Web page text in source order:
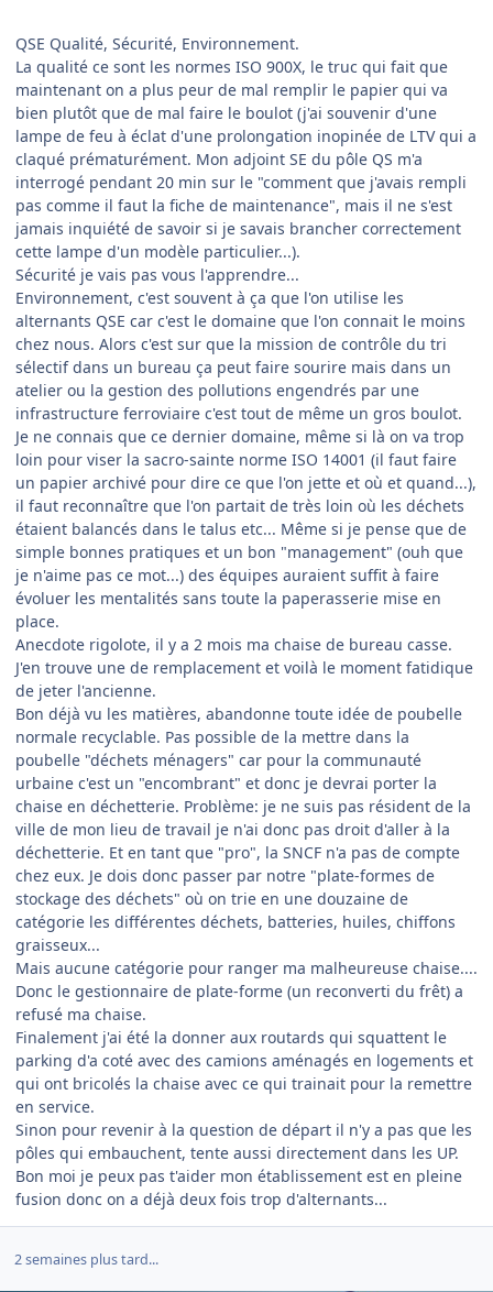
QSE Qualité, Sécurité, Environnement.
La qualité ce sont les normes ISO 900X, le truc qui fait que
maintenant on a plus peur de mal remplir le papier qui va
bien plutôt que de mal faire le boulot (j'ai souvenir d'une
lampe de feu à éclat d'une prolongation inopinée de LTV qui a
claqué prématurément. Mon adjoint SE du pôle QS m'a
interrogé pendant 20 min sur le "comment que j'avais rempli
pas comme il faut la fiche de maintenance", mais il ne s'est
jamais inquiété de savoir si je savais brancher correctement
cette lampe d'un modèle particulier...).
Sécurité je vais pas vous l'apprendre...
Environnement, c'est souvent à ça que l'on utilise les
alternants QSE car c'est le domaine que l'on connait le moins
chez nous. Alors c'est sur que la mission de contrôle du tri
sélectif dans un bureau ça peut faire sourire mais dans un
atelier ou la gestion des pollutions engendrés par une
infrastructure ferroviaire c'est tout de même un gros boulot.
Je ne connais que ce dernier domaine, même si là on va trop
loin pour viser la sacro-sainte norme ISO 14001 (il faut faire
un papier archivé pour dire ce que l'on jette et où et quand...),
il faut reconnaître que l'on partait de très loin où les déchets
étaient balancés dans le talus etc... Même si je pense que de
simple bonnes pratiques et un bon "management" (ouh que
je n'aime pas ce mot...) des équipes auraient suffit à faire
évoluer les mentalités sans toute la paperasserie mise en
place.
Anecdote rigolote, il y a 2 mois ma chaise de bureau casse.
J'en trouve une de remplacement et voilà le moment fatidique
de jeter l'ancienne.
Bon déjà vu les matières, abandonne toute idée de poubelle
normale recyclable. Pas possible de la mettre dans la
poubelle "déchets ménagers" car pour la communauté
urbaine c'est un "encombrant" et donc je devrai porter la
chaise en déchetterie. Problème: je ne suis pas résident de la
ville de mon lieu de travail je n'ai donc pas droit d'aller à la
déchetterie. Et en tant que "pro", la SNCF n'a pas de compte
chez eux. Je dois donc passer par notre "plate-formes de
stockage des déchets" où on trie en une douzaine de
catégorie les différentes déchets, batteries, huiles, chiffons
graisseux...
Mais aucune catégorie pour ranger ma malheureuse chaise....
Donc le gestionnaire de plate-forme (un reconverti du frêt) a
refusé ma chaise.
Finalement j'ai été la donner aux routards qui squattent le
parking d'a coté avec des camions aménagés en logements et
qui ont bricolés la chaise avec ce qui trainait pour la remettre
en service.
Sinon pour revenir à la question de départ il n'y a pas que les
pôles qui embauchent, tente aussi directement dans les UP.
Bon moi je peux pas t'aider mon établissement est en pleine
fusion donc on a déjà deux fois trop d'alternants...
2 semaines plus tard...